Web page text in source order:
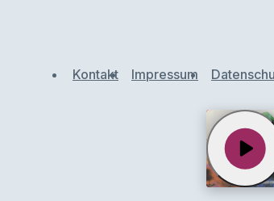
Kontakt Impressum
play_arrow